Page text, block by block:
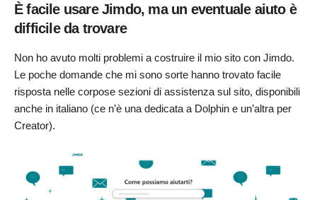
È facile usare Jimdo, ma un eventuale aiuto è
difficile da trovare
Non ho avuto molti problemi a costruire il mio sito con Jimdo.
Le poche domande che mi sono sorte hanno trovato facile
risposta nelle corpose sezioni di assistenza sul sito, disponibili
anche in italiano (ce n’è una dedicata a Dolphin e un’altra per
Creator).